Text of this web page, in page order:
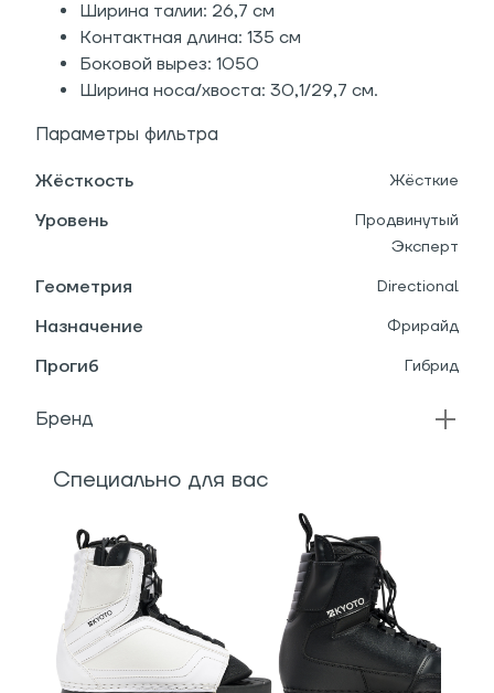
Ширина талии: 26,7 см
Контактная длина: 135 см
Боковой вырез: 1050
Ширина носа/хвоста: 30,1/29,7 см.
Параметры фильтра
Жёсткость Жёсткие
Уровень
Продвинутый
Эксперт
Геометрия Directional
Назначение Фрирайд
Прогиб Гибрид
Бренд
Специально для вас